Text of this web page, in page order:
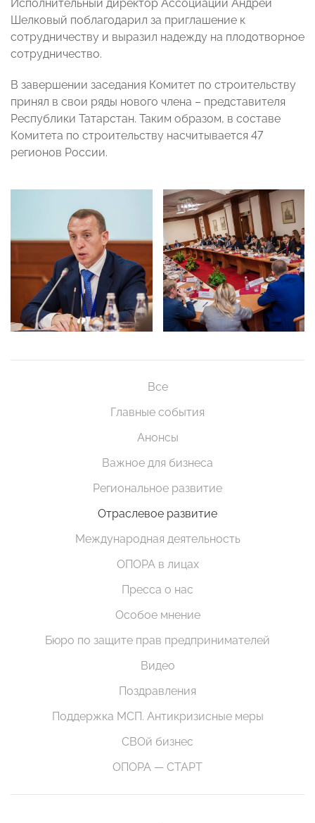
Исполнительный директор Ассоциации Андрей
Шелковый поблагодарил за приглашение к
сотрудничеству и выразил надежду на плодотворное
сотрудничество.
В завершении заседания Комитет по строительству
принял в свои ряды нового члена – представителя
Республики Татарстан. Таким образом, в составе
Комитета по строительству насчитывается 47
регионов России.
Все
Главные события
Анонсы
Важное для бизнеса
Региональное развитие
Отраслевое развитие
Международная деятельность
ОПОРА в лицах
Пресса о нас
Особое мнение
Бюро по защите прав предпринимателей
Видео
Поздравления
Поддержка МСП. Антикризисные меры
СВОй бизнес
ОПОРА — СТАРТ